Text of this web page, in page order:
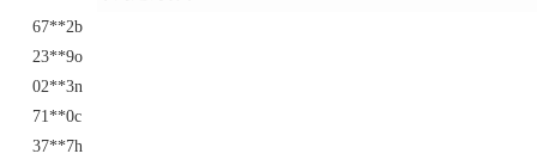
67**2b
23**9o
02**3n
71**0c
37**7h